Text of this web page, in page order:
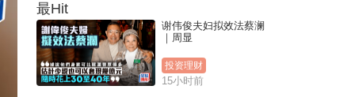
最Hit
谢伟俊夫妇拟效法蔡澜
｜周显
投资理财
15小时前